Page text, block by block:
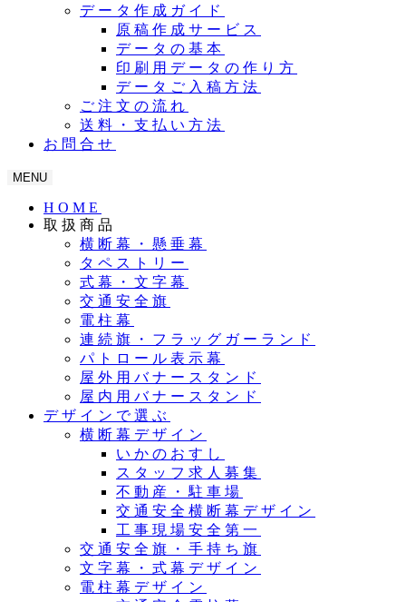
データ作成ガイド
原稿作成サービス
データの基本
印刷用データの作り方
データご入稿方法
ご注文の流れ
送料・支払い方法
お問合せ
MENU
HOME
取扱商品
横断幕・懸垂幕
タペストリー
式幕・文字幕
交通安全旗
電柱幕
連続旗・フラッグガーランド
パトロール表示幕
屋外用バナースタンド
屋内用バナースタンド
デザインで選ぶ
横断幕デザイン
いかのおすし
スタッフ求人募集
不動産・駐車場
交通安全横断幕デザイン
工事現場安全第一
交通安全旗・手持ち旗
文字幕・式幕デザイン
電柱幕デザイン